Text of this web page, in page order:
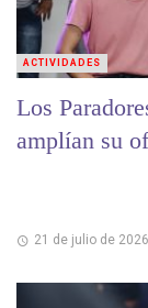
Los
amplían su
21 de julio de 2026
ACTIVIDADES